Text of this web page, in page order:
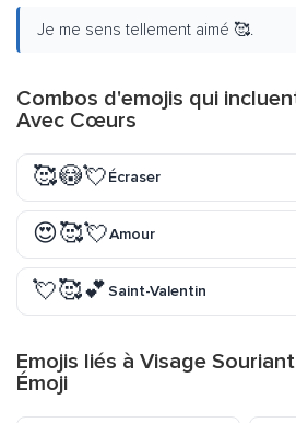
Je me sens tellement aimé 🥰.
Combos d'emojis qui
Avec Cœurs
🥰😳💘Écraser
😍🥰💘Amour
💘🥰💕 Saint-Valentin
Emojis liés à Visage
Émoji